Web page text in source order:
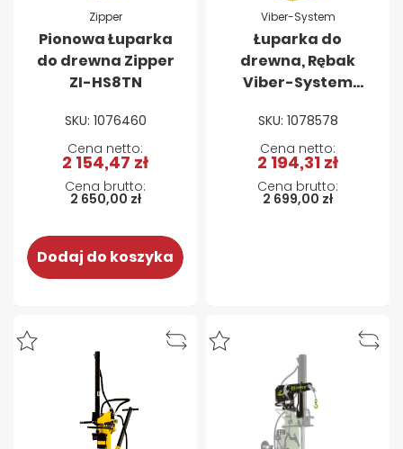
Zipper
Pionowa Łuparka
do drewna Zipper
ZI-HS8TN
SKU: 1076460
2 650,00 zł
2 154,47 zł
Dodaj do koszyka
Viber-System
Łuparka do
drewna, Rębak
Viber-System
PIONOWA 230V
SKU: 1078578
2 699,00 zł
2 194,31 zł